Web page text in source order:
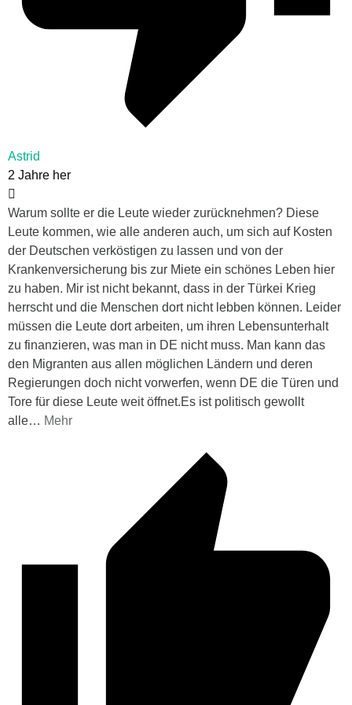
Astrid
2 Jahre her
Warum sollte er die Leute wieder zurücknehmen? Diese
Leute kommen, wie alle anderen auch, um sich auf Kosten
der Deutschen verköstigen zu lassen und von der
Krankenversicherung bis zur Miete ein schönes Leben hier
zu haben. Mir ist nicht bekannt, dass in der Türkei Krieg
herrscht und die Menschen dort nicht lebben können. Leider
müssen die Leute dort arbeiten, um ihren Lebensunterhalt
zu finanzieren, was man in DE nicht muss. Man kann das
den Migranten aus allen möglichen Ländern und deren
Regierungen doch nicht vorwerfen, wenn DE die Türen und
Tore für diese Leute weit öffnet.Es ist politisch gewollt
alle… Mehr